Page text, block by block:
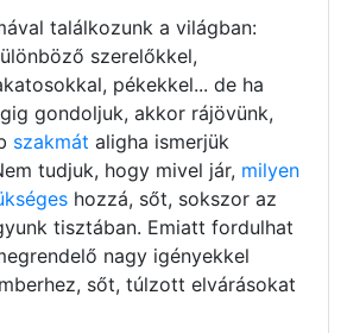
találkozunk a világban:
szerelőkkel,
pékekkel... de ha
gondoljuk, akkor rájövünk,
szakmát aligha ismerjük
tudjuk, hogy mivel jár, milyen
hozzá, sőt, sokszor az
tisztában. Emiatt fordulhat
nagy igényekkel
sőt, túlzott elvárásokat